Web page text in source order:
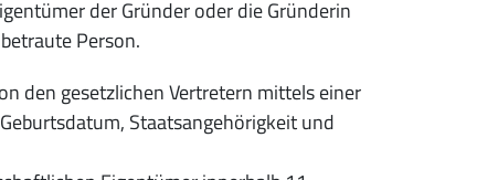
der Gründer oder die Gründerin
Person.
den gesetzlichen Vertretern mittels einer
Staatsangehörigkeit und